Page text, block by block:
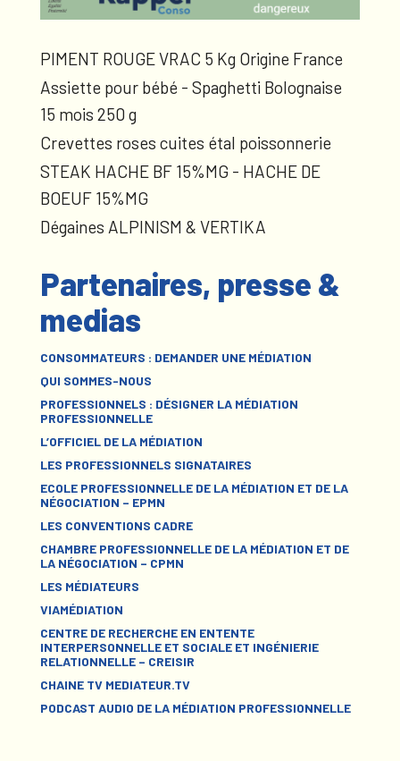
PIMENT ROUGE VRAC 5 Kg Origine France
Assiette pour bébé - Spaghetti Bolognaise
15 mois 250 g
Crevettes roses cuites étal poissonnerie
STEAK HACHE BF 15%MG - HACHE DE
BOEUF 15%MG
Dégaines ALPINISM & VERTIKA
Partenaires, presse &
medias
CONSOMMATEURS : DEMANDER UNE MÉDIATION
QUI SOMMES-NOUS
PROFESSIONNELS : DÉSIGNER LA MÉDIATION
PROFESSIONNELLE
L’OFFICIEL DE LA MÉDIATION
LES PROFESSIONNELS SIGNATAIRES
ECOLE PROFESSIONNELLE DE LA MÉDIATION ET DE LA
NÉGOCIATION – EPMN
LES CONVENTIONS CADRE
CHAMBRE PROFESSIONNELLE DE LA MÉDIATION ET DE
LA NÉGOCIATION – CPMN
LES MÉDIATEURS
VIAMÉDIATION
CENTRE DE RECHERCHE EN ENTENTE
INTERPERSONNELLE ET SOCIALE ET INGÉNIERIE
RELATIONNELLE – CREISIR
CHAINE TV MEDIATEUR.TV
PODCAST AUDIO DE LA MÉDIATION PROFESSIONNELLE